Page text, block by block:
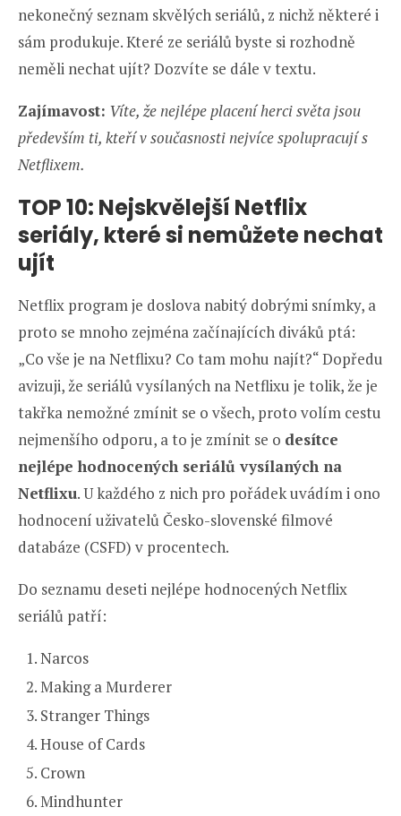
nekonečný seznam skvělých seriálů, z nichž některé i
sám produkuje. Které ze seriálů byste si rozhodně
neměli nechat ujít? Dozvíte se dále v textu.
Zajímavost: Víte, že nejlépe placení herci světa jsou
především ti, kteří v současnosti nejvíce spolupracují s
Netflixem.
TOP 10: Nejskvělejší Netflix
seriály, které si nemůžete nechat
ujít
Netflix program je doslova nabitý dobrými snímky, a
proto se mnoho zejména začínajících diváků ptá:
„Co vše je na Netflixu? Co tam mohu najít?“ Dopředu
avizuji, že seriálů vysílaných na Netflixu je tolik, že je
takřka nemožné zmínit se o všech, proto volím cestu
nejmenšího odporu, a to je zmínit se o desítce
nejlépe hodnocených seriálů vysílaných na
Netflixu. U každého z nich pro pořádek uvádím i ono
hodnocení uživatelů Česko-slovenské filmové
databáze (CSFD) v procentech.
Do seznamu deseti nejlépe hodnocených Netflix
seriálů patří:
Narcos
Making a Murderer
Stranger Things
House of Cards
Crown
Mindhunter